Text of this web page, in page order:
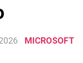
MICROSOFT